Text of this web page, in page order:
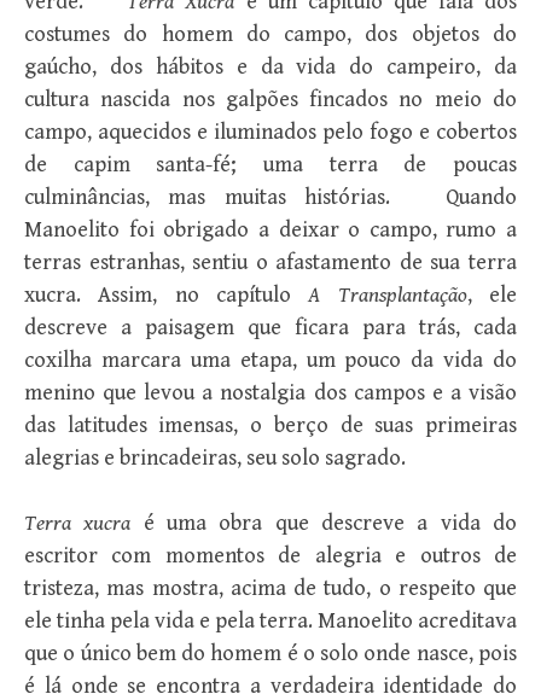
costumes do homem do campo, dos objetos do
gaúcho, dos hábitos e da vida do campeiro, da
cultura nascida nos galpões fincados no meio do
campo, aquecidos e iluminados pelo fogo e cobertos
de capim santa-fé; uma terra de poucas
culminâncias, mas muitas histórias. Quando
Manoelito foi obrigado a deixar o campo, rumo a
terras estranhas, sentiu o afastamento de sua terra
xucra. Assim, no capítuloA Transplantação, ele
descreve a paisagem que ficara para trás, cada
coxilha marcara uma etapa, um pouco da vida do
menino que levou a nostalgia dos campos e a visão
das latitudes imensas, o berço de suas primeiras
alegrias e brincadeiras, seu solo sagrado.
Terra xucra é uma obra que descreve a vida do
escritor com momentos de alegria e outros de
tristeza, mas mostra, acima de tudo, o respeito que
ele tinha pela vida e pela terra. Manoelito acreditava
que o único bem do homem é o solo onde nasce, pois
é lá onde se encontra a verdadeira identidade do